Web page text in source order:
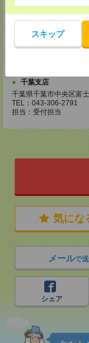
スキップ
柏支店
千葉県柏市旭町1-1-17
千葉支店
千葉県千葉市中央区富
TEL：043-306-2791
担当：受付担当
気にな
メールで
シェア